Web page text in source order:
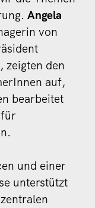
Angela
von
zeigten den
auf,
bearbeitet
und einer
unterstützt